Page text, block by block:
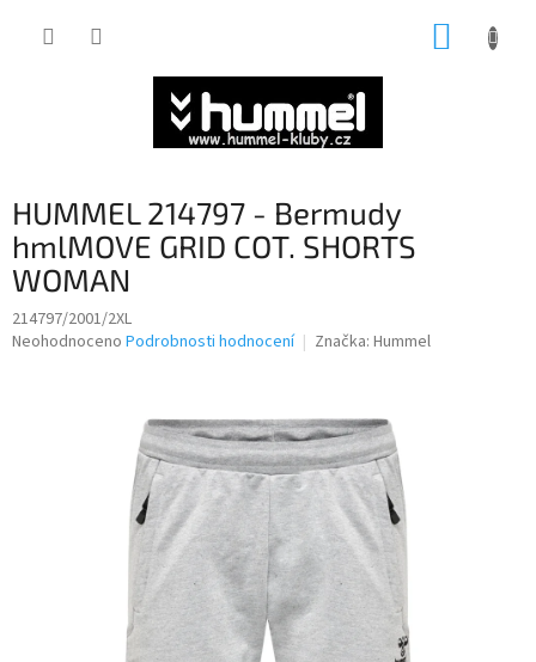
HUMMEL 214797 - Bermudy
hmlMOVE GRID COT. SHORTS
WOMAN
214797/2001/2XL
Průměrné
Neohodnoceno Podrobnosti hodnocení Značka: Hummel